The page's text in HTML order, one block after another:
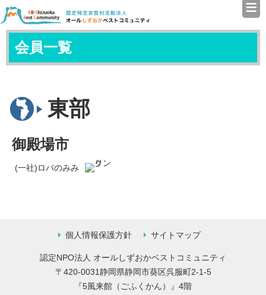
認定特定非営利活動法人（
≡
会員一覧
東部
御殿場市
(一社)ロバのみみ
個人情報保護方針 サイトマップ
認定NPO法人 オールしずおかベストコミュニティ
〒420-0031静岡県静岡市葵区呉服町2-1-5
『5風来館（ごふくかん）』4階